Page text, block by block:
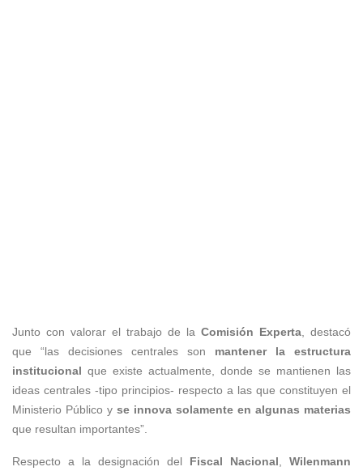
Junto con valorar el trabajo de la Comisión Experta, destacó
que “las decisiones centrales son mantener la estructura
institucional que existe actualmente, donde se mantienen las
ideas centrales -tipo principios- respecto a las que constituyen el
Ministerio Público y se innova solamente en algunas materias
que resultan importantes”.
Respecto a la designación del Fiscal Nacional, Wilenmann